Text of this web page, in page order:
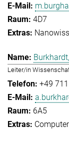
4D7
Leiter/in
+49
6A5